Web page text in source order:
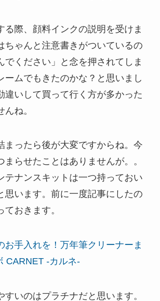
る際、顔料インクの説明を受けま
ちゃんと注意書きがついているの
でください」と念を押されてしま
ームでもきたのかな？と思いまし
違いして買って行く方が多かった
ね。
まったら後が大変ですからね。今
まらせたことはありませんが。。
テナンスキットは一つ持っておい
思います。前に一度記事にしたの
おきます。
お手入れを！万年筆クリーナーま
CARNET -カルネ-
すいのはプラチナだと思います。